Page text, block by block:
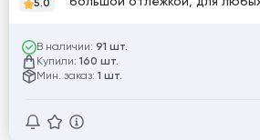
5.0
В наличии: 91 шт.
Купили: 160 шт.
Мин. заказ: 1 шт.